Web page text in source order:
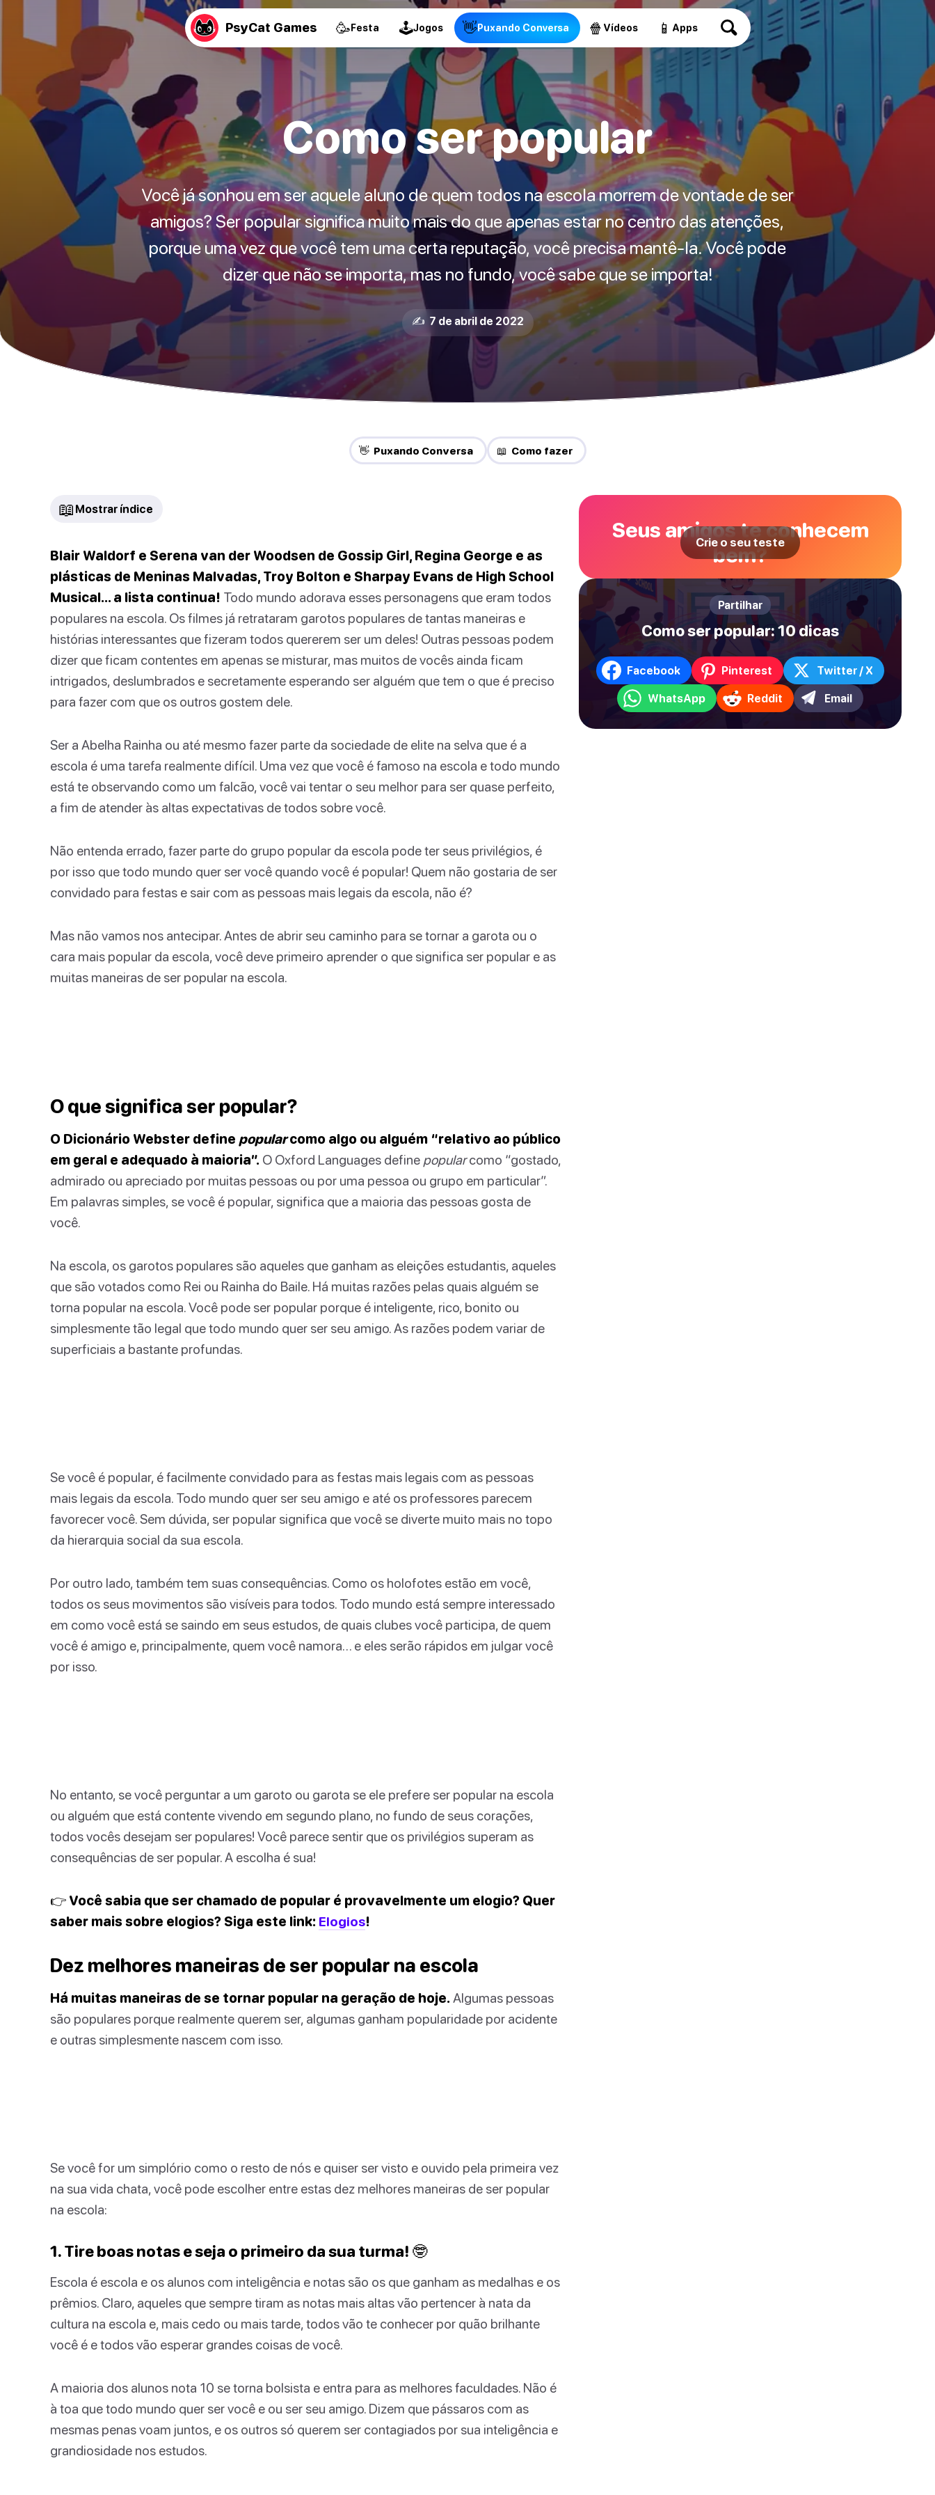
PsyCat Games 🥳Festa 🕹Jogos 👋Puxando Conversa 🍿 Vídeos 📱 Apps
Como ser popular
Você já sonhou em ser aquele aluno de quem todos na escola morrem de vontade de ser
amigos? Ser popular significa muito mais do que apenas estar no centro das atenções,
porque uma vez que você tem uma certa reputação, você precisa mantê-la. Você pode
dizer que não se importa, mas no fundo, você sabe que se importa!
✍️ 7 de abril de 2022
👋 Puxando Conversa 📖 Como fazer
📖 Mostrar índice
Blair Waldorf e Serena van der Woodsen de Gossip Girl, Regina George e as
plásticas de Meninas Malvadas, Troy Bolton e Sharpay Evans de High School
Musical… a lista continua! Todo mundo adorava esses personagens que eram todos
populares na escola. Os filmes já retrataram garotos populares de tantas maneiras e
histórias interessantes que fizeram todos quererem ser um deles! Outras pessoas podem
dizer que ficam contentes em apenas se misturar, mas muitos de vocês ainda ficam
intrigados, deslumbrados e secretamente esperando ser alguém que tem o que é preciso
para fazer com que os outros gostem dele.
Ser a Abelha Rainha ou até mesmo fazer parte da sociedade de elite na selva que é a
escola é uma tarefa realmente difícil. Uma vez que você é famoso na escola e todo mundo
está te observando como um falcão, você vai tentar o seu melhor para ser quase perfeito,
a fim de atender às altas expectativas de todos sobre você.
Não entenda errado, fazer parte do grupo popular da escola pode ter seus privilégios, é
por isso que todo mundo quer ser você quando você é popular! Quem não gostaria de ser
convidado para festas e sair com as pessoas mais legais da escola, não é?
Mas não vamos nos antecipar. Antes de abrir seu caminho para se tornar a garota ou o
cara mais popular da escola, você deve primeiro aprender o que significa ser popular e as
muitas maneiras de ser popular na escola.
O que significa ser popular?
O Dicionário Webster define popularcomo algo ou alguém “relativo ao público
em geral e adequado à maioria”. O Oxford Languages define popularcomo “gostado,
admirado ou apreciado por muitas pessoas ou por uma pessoa ou grupo em particular”.
Em palavras simples, se você é popular, significa que a maioria das pessoas gosta de
você.
Na escola, os garotos populares são aqueles que ganham as eleições estudantis, aqueles
que são votados como Rei ou Rainha do Baile. Há muitas razões pelas quais alguém se
torna popular na escola. Você pode ser popular porque é inteligente, rico, bonito ou
simplesmente tão legal que todo mundo quer ser seu amigo. As razões podem variar de
superficiais a bastante profundas.
Se você é popular, é facilmente convidado para as festas mais legais com as pessoas
mais legais da escola. Todo mundo quer ser seu amigo e até os professores parecem
favorecer você. Sem dúvida, ser popular significa que você se diverte muito mais no topo
da hierarquia social da sua escola.
Por outro lado, também tem suas consequências. Como os holofotes estão em você,
todos os seus movimentos são visíveis para todos. Todo mundo está sempre interessado
em como você está se saindo em seus estudos, de quais clubes você participa, de quem
você é amigo e, principalmente, quem você namora… e eles serão rápidos em julgar você
por isso.
No entanto, se você perguntar a um garoto ou garota se ele prefere ser popular na escola
ou alguém que está contente vivendo em segundo plano, no fundo de seus corações,
todos vocês desejam ser populares! Você parece sentir que os privilégios superam as
consequências de ser popular. A escolha é sua!
👉 Você sabia que ser chamado de popular é provavelmente um elogio? Quer
saber mais sobre elogios? Siga este link: Elogios!
Dez melhores maneiras de ser popular na escola
Há muitas maneiras de se tornar popular na geração de hoje. Algumas pessoas
são populares porque realmente querem ser, algumas ganham popularidade por acidente
e outras simplesmente nascem com isso.
Se você for um simplório como o resto de nós e quiser ser visto e ouvido pela primeira vez
na sua vida chata, você pode escolher entre estas dez melhores maneiras de ser popular
na escola:
1. Tire boas notas e seja o primeiro da sua turma! 🤓
Escola é escola e os alunos com inteligência e notas são os que ganham as medalhas e os
prêmios. Claro, aqueles que sempre tiram as notas mais altas vão pertencer à nata da
cultura na escola e, mais cedo ou mais tarde, todos vão te conhecer por quão brilhante
você é e todos vão esperar grandes coisas de você.
A maioria dos alunos nota 10 se torna bolsista e entra para as melhores faculdades. Não é
à toa que todo mundo quer ser você e ou ser seu amigo. Dizem que pássaros com as
mesmas penas voam juntos, e os outros só querem ser contagiados por sua inteligência e
grandiosidade nos estudos.
Seus amigos te conhecem
bem?
Crie o seu teste
Partilhar
Como ser popular: 10 dicas
Facebook Pinterest Twitter / X
WhatsApp Reddit Email